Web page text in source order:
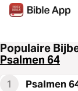
Populaire
Psalmen 64
1 Psalmen